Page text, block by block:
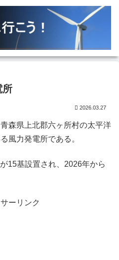
所
2026.03.27
森県上北郡六ヶ所村の太平洋
風力発電所である。
15基設置され、2026年から
ーリンク